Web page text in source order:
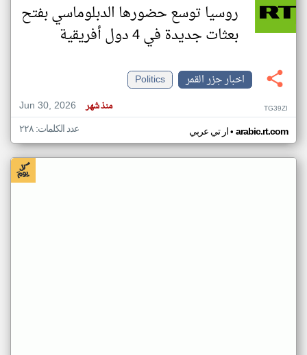
روسيا توسع حضورها الدبلوماسي بفتح
بعثات جديدة في 4 دول أفريقية
اخبار جزر القمر
Politics
Jun 30, 2026
منذ شهر TG39ZI
ار تي عربي• arabic.rt.com عدد الكلمات: ٢٢٨